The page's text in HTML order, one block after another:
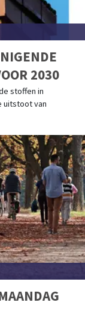
2030
stoffen in
uitstoot van